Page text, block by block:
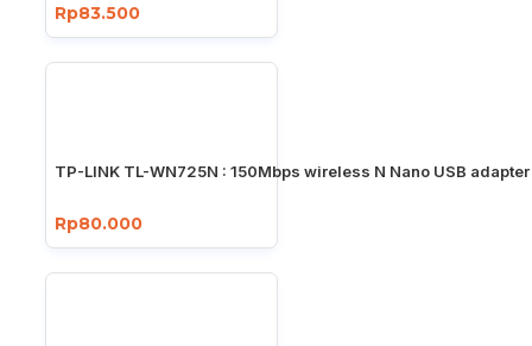
Rp83.500
TP-LINK TL-WN725N : 150Mbps wireless N Nano USB adapter
Rp80.000